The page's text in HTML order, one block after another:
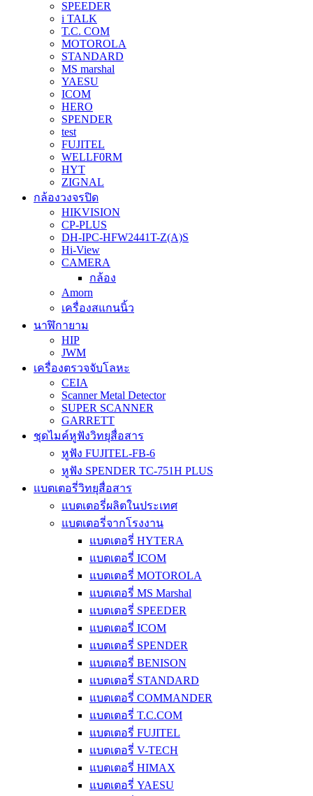
SPEEDER
i TALK
T.C. COM
MOTOROLA
STANDARD
MS marshal
YAESU
ICOM
HERO
SPENDER
test
FUJITEL
WELLF0RM
HYT
ZIGNAL
กล้องวงจรปิด
HIKVISION
CP-PLUS
DH-IPC-HFW2441T-Z(A)S
Hi-View
CAMERA
กล้อง
Amorn
เครื่องสแกนนิ้ว
นาฬิกายาม
HIP
JWM
เครื่องตรวจจับโลหะ
CEIA
Scanner Metal Detector
SUPER SCANNER
GARRETT
ชุดไมค์หูฟังวิทยุสื่อสาร
หูฟัง FUJITEL-FB-6
หูฟัง SPENDER TC-751H PLUS
แบตเตอรี่วิทยุสื่อสาร
แบตเตอรี่ผลิตในประเทศ
แบตเตอรี่จากโรงงาน
แบตเตอรี่ HYTERA
แบตเตอรี่ ICOM
แบตเตอรี่ MOTOROLA
แบตเตอรี่ MS Marshal
แบตเตอรี่ SPEEDER
แบตเตอรี่ ICOM
แบตเตอรี่ SPENDER
แบตเตอรี่ BENISON
แบตเตอรี่ STANDARD
แบตเตอรี่ COMMANDER
แบตเตอรี่ T.C.COM
แบตเตอรี่ FUJITEL
แบตเตอรี่ V-TECH
แบตเตอรี่ HIMAX
แบตเตอรี่ YAESU